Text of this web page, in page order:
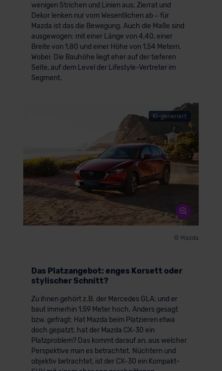
wenigen Strichen und Linien aus; Zierrat und
Dekor lenken nur vom Wesentlichen ab – für
Mazda ist das die Bewegung. Auch die Maße sind
ausgewogen: mit einer Länge von 4,40, einer
Breite von 1,80 und einer Höhe von 1,54 Metern.
Wobei: Die Bauhöhe liegt eher auf der tieferen
Seite, auf dem Level der Lifestyle-Vertreter im
Segment.
KI-generiert
© Mazda
Das Platzangebot: enges Korsett oder
stylischer Schnitt?
Zu ihnen gehört z.B. der Mercedes GLA; und er
baut immerhin 1,59 Meter hoch. Anders gesagt
bzw. gefragt: Hat Mazda beim Platzieren etwa
doch gepatzt; hat der Mazda CX-30 ein
Platzproblem? Das kommt darauf an, aus welcher
Perspektive man es betrachtet. Nüchtern und
objektiv betrachtet, ist der CX-30 ein Kompakt-